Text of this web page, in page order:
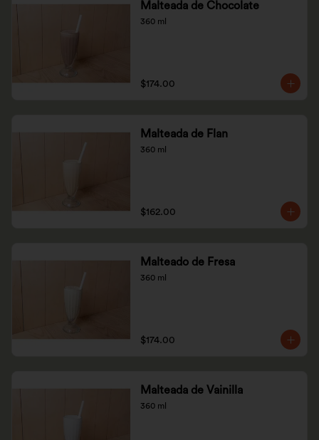
Malteada de Chocolate
360 ml
$174.00
Malteada de Flan
360 ml
$162.00
Malteado de Fresa
360 ml
$174.00
Malteada de Vainilla
360 ml